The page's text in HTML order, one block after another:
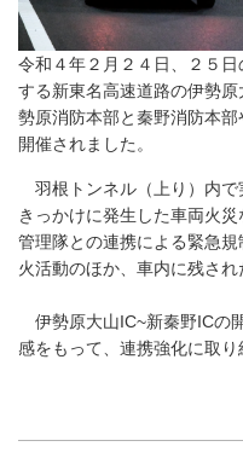
令和４年２月２４日、２５
する新東名高速道路の伊勢
勢原消防本部と秦野消防本
開催されました。
羽根トンネル（上り）内で
きっかけに発生した車両火
管理隊との連携による緊急
火活動のほか、車内に残され
伊勢原大山IC~新秦野ICの
感をもって、連携強化に取り